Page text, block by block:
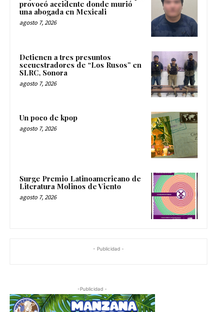
provocó accidente donde murió
una abogada en Mexicali
agosto 7, 2026
Detienen a tres presuntos
secuestradores de “Los Rusos” en
SLRC, Sonora
agosto 7, 2026
Un poco de kpop
agosto 7, 2026
Surge Premio Latinoamericano de
Literatura Molinos de Viento
agosto 7, 2026
- Publicidad -
-Publicidad -